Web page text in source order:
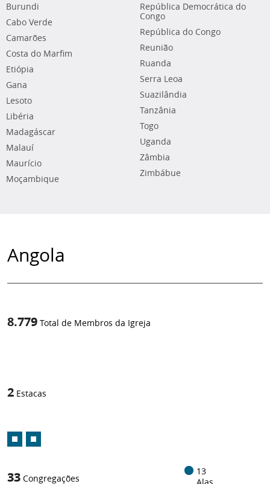
Burundi
Cabo Verde
Camarões
Costa do Marfim
Etiópia
Gana
Lesoto
Libéria
Madagáscar
Malauí
Maurício
Moçambique
República Democrática do
Congo
República do Congo
Reunião
Ruanda
Serra Leoa
Suazilândia
Tanzânia
Togo
Uganda
Zâmbia
Zimbábue
Angola
8.779 Total de Membros da Igreja
2 Estacas
33 Congregações
13